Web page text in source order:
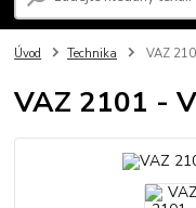
Úvod Technika VAZ
VAZ 2101 -